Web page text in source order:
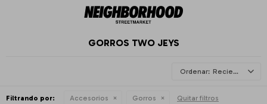
GORROS TWO JEYS
Recientes
Filtrando por: Accesorios Gorros Quitar filtros